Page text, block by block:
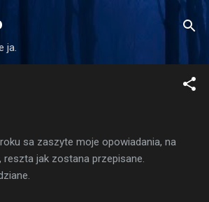
do głównej zawartości
ja.
sa zaszyte moje opowiadania, na
jak zostana przepisane.